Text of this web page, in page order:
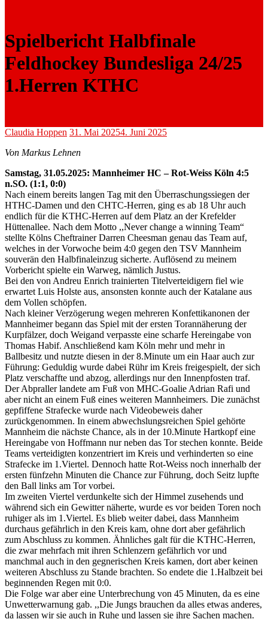
Spielbericht Halbfinale
Feldhockey Bundesliga 24/25
1.Herren KTHC
Claudia Hoppen 31. Mai 20254. Juni 2025
Von Markus Lehnen
Samstag, 31.05.2025: Mannheimer HC – Rot-Weiss Köln 4:5
n.SO. (1:1, 0:0)
Nach einem bereits langen Tag mit den Überraschungssiegen der
HTHC-Damen und den CHTC-Herren, ging es ab 18 Uhr auch
endlich für die KTHC-Herren auf dem Platz an der Krefelder
Hüttenallee. Nach dem Motto ,,Never change a winning Team“
stellte Kölns Cheftrainer Darren Cheesman genau das Team auf,
welches in der Vorwoche beim 4:0 gegen den TSV Mannheim
souverän den Halbfinaleinzug sicherte. Auflösend zu meinem
Vorbericht spielte ein Warweg, nämlich Justus.
Bei den von Andreu Enrich trainierten Titelverteidigern fiel wie
erwartet Luis Holste aus, ansonsten konnte auch der Katalane aus
dem Vollen schöpfen.
Nach kleiner Verzögerung wegen mehreren Konfettikanonen der
Mannheimer begann das Spiel mit der ersten Torannäherung der
Kurpfälzer, doch Weigand verpasste eine scharfe Hereingabe von
Thomas Habif. Anschließend kam Köln mehr und mehr in
Ballbesitz und nutzte diesen in der 8.Minute um ein Haar auch zur
Führung: Geduldig wurde dabei Rühr im Kreis freigespielt, der sich
Platz verschaffte und abzog, allerdings nur den Innenpfosten traf.
Der Abpraller landete am Fuß von MHC-Goalie Adrian Rafi und
aber nicht an einem Fuß eines weiteren Mannheimers. Die zunächst
gepfiffene Strafecke wurde nach Videobeweis daher
zurückgenommen. In einem abwechslungsreichen Spiel gehörte
Mannheim die nächste Chance, als in der 10.Minute Hartkopf eine
Hereingabe von Hoffmann nur neben das Tor stechen konnte. Beide
Teams verteidigten konzentriert im Kreis und verhinderten so eine
Strafecke im 1.Viertel. Dennoch hatte Rot-Weiss noch innerhalb der
ersten fünfzehn Minuten die Chance zur Führung, doch Seitz lupfte
den Ball links am Tor vorbei.
Im zweiten Viertel verdunkelte sich der Himmel zusehends und
während sich ein Gewitter näherte, wurde es vor beiden Toren noch
ruhiger als im 1.Viertel. Es blieb weiter dabei, dass Mannheim
durchaus gefährlich in den Kreis kam, ohne dort aber gefährlich
zum Abschluss zu kommen. Ähnliches galt für die KTHC-Herren,
die zwar mehrfach mit ihren Schlenzern gefährlich vor und
manchmal auch in den gegnerischen Kreis kamen, dort aber keinen
weiteren Abschluss zu Stande brachten. So endete die 1.Halbzeit bei
beginnenden Regen mit 0:0.
Die Folge war aber eine Unterbrechung von 45 Minuten, da es eine
Unwetterwarnung gab. ,,Die Jungs brauchen da alles etwas anderes,
da lassen wir sie auch in Ruhe und lassen sie ihre Sachen machen.